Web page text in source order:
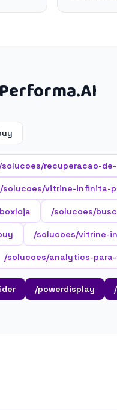
/solucoes/recuperacao-
/solucoes/vitrine-infinita-
/solucoes/
/solucoes/vitrine-
/solucoes/analytics-
/powerdisplay